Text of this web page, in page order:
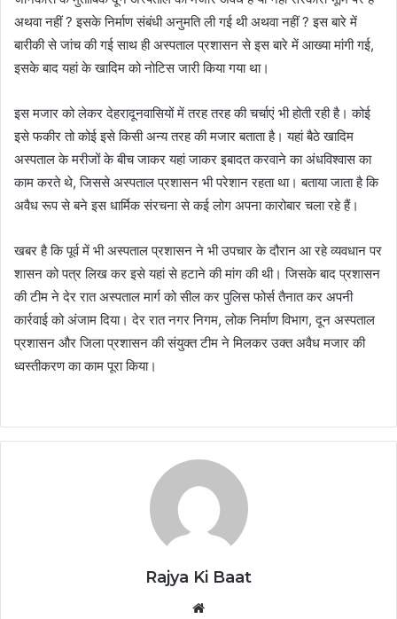
अथवा नहीं ? इसके निर्माण संबंधी अनुमति ली गई थी अथवा नहीं ? इस बारे में
बारीकी से जांच की गई साथ ही अस्पताल प्रशासन से इस बारे में आख्या मांगी गई,
इसके बाद यहां के खादिम को नोटिस जारी किया गया था।
इस मजार को लेकर देहरादूनवासियों में तरह तरह की चर्चाएं भी होती रही है। कोई
इसे फकीर तो कोई इसे किसी अन्य तरह की मजार बताता है। यहां बैठे खादिम
अस्पताल के मरीजों के बीच जाकर यहां जाकर इबादत करवाने का अंधविश्वास का
काम करते थे, जिससे अस्पताल प्रशासन भी परेशान रहता था। बताया जाता है कि
अवैध रूप से बने इस धार्मिक संरचना से कई लोग अपना कारोबार चला रहे हैं।
खबर है कि पूर्व में भी अस्पताल प्रशासन ने भी उपचार के दौरान आ रहे व्यवधान पर
शासन को पत्र लिख कर इसे यहां से हटाने की मांग की थी। जिसके बाद प्रशासन
की टीम ने देर रात अस्पताल मार्ग को सील कर पुलिस फोर्स तैनात कर अपनी
कार्रवाई को अंजाम दिया। देर रात नगर निगम, लोक निर्माण विभाग, दून अस्पताल
प्रशासन और जिला प्रशासन की संयुक्त टीम ने मिलकर उक्त अवैध मजार की
ध्वस्तीकरण का काम पूरा किया।
Rajya Ki Baat